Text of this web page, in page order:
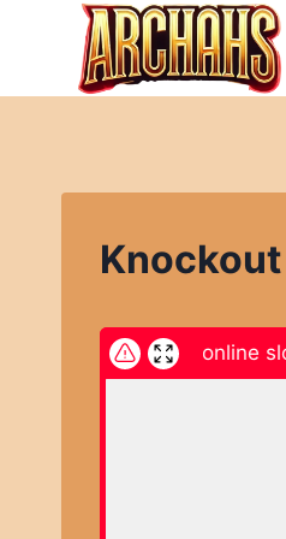
Přeskočit
zde a hrajte online